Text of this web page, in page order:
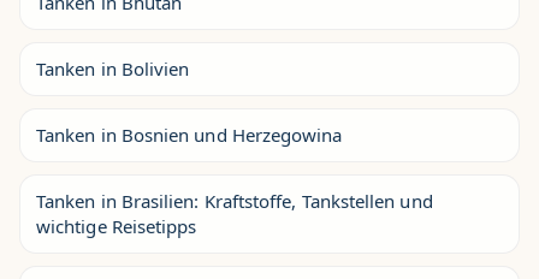
Tanken in Bolivien
Tanken in Bosnien und Herzegowina
Tanken in Brasilien: Kraftstoffe, Tankstellen und
wichtige Reisetipps